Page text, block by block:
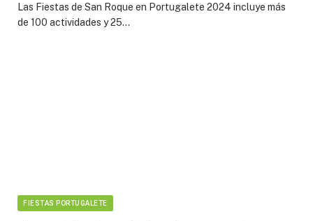
Las Fiestas de San Roque en Portugalete 2024 incluye más
de 100 actividades y 25…
FIESTAS PORTUGALETE